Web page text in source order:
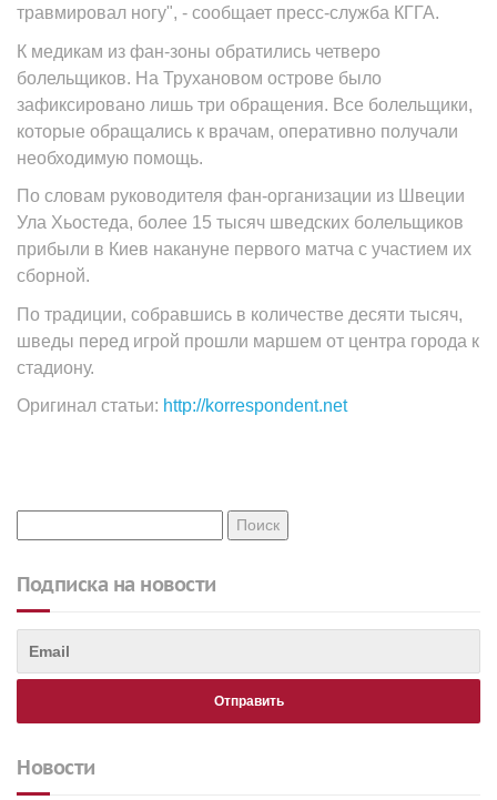
травмировал ногу", - сообщает пресс-служба КГГА.
К медикам из фан-зоны обратились четверо
болельщиков. На Трухановом острове было
зафиксировано лишь три обращения. Все болельщики,
которые обращались к врачам, оперативно получали
необходимую помощь.
По словам руководителя фан-организации из Швеции
Ула Хьостеда, более 15 тысяч шведских болельщиков
прибыли в Киев накануне первого матча с участием их
сборной.
По традиции, собравшись в количестве десяти тысяч,
шведы перед игрой прошли маршем от центра города к
стадиону.
Оригинал статьи: http://korrespondent.net
Подписка на новости
Новости